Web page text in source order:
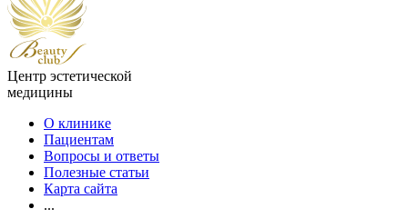
Центр эстетической
медицины
О клинике
Пациентам
Вопросы и ответы
Полезные статьи
Карта сайта
...